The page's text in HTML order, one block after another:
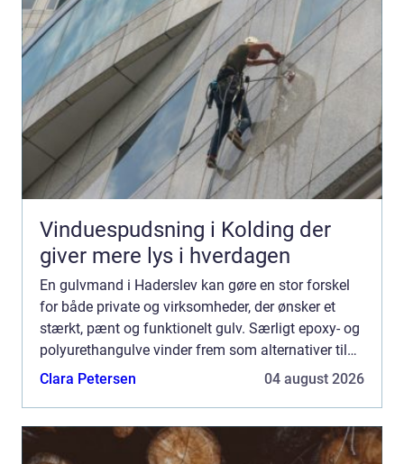
Vinduespudsning i Kolding der
giver mere lys i hverdagen
En gulvmand i Haderslev kan gøre en stor forskel
for både private og virksomheder, der ønsker et
stærkt, pænt og funktionelt gulv. Særligt epoxy- og
polyurethangulve vinder frem som alternativer til
traditionelle belægninger, fordi de kombinerer
Clara Petersen 04 august 2026